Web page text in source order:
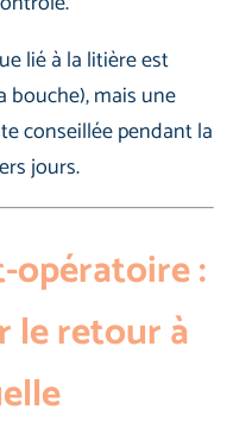
lié à la litière est
bouche), mais une
conseillée pendant la
jours.
opératoire :
le retour à